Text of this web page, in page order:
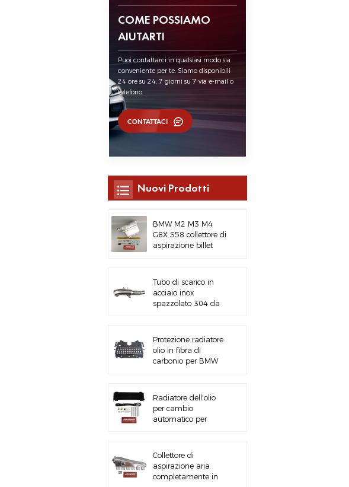
COME POSSIAMO
AIUTARTI
Puoi contattarci in qualsiasi modo sia
conveniente per te. Siamo disponibili
24 ore su 24, 7 giorni su 7 via e-mail o
telefono.
CONTATTACI
Nuovi Prodotti
BMW M2 M3 M4
G8X S58 collettore di
aspirazione billet
Tubo di scarico in
acciaio inox
spazzolato 304 da
Protezione radiatore
olio in fibra di
carbonio per BMW
Radiatore dell'olio
per cambio
automatico per
Collettore di
aspirazione aria
completamente in